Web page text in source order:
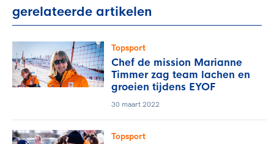
gerelateerde artikelen
Topsport
Chef de mission Marianne
Timmer zag team lachen en
groeien tijdens EYOF
30 maart 2022
Topsport